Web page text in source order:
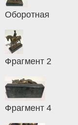
Оборотная
Фрагмент 2
Фрагмент 4